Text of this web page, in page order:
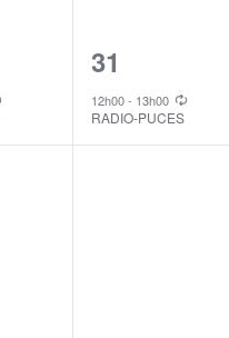
1
event,
31
12h00- 13h00
RADIO-PUCES